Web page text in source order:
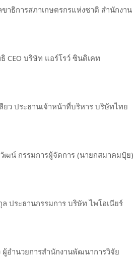
าธิการสภาเกษตรกรแห่งชาติ สำนักงาน
CEO บริษัท แอร์โรว์ ซินดิเคท
ว ประธานเจ้าหน้าที่บริหาร บริษัทไทย
ฒน์ กรรมการผู้จัดการ (นายกสมาคมปุ๋ย)
ประธานกรรมการ บริษัท ไพโอเนียร์
ผู้อำนวยการสำนักงานพัฒนาการวิจัย